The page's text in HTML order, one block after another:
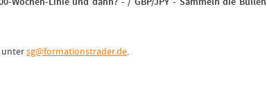
untersg@formationstrader.de.